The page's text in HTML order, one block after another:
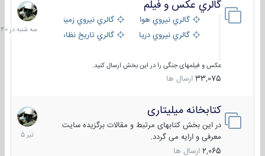
گالري عكس و فيلم
گالري نيروي هوايي
گالري نيروي زميني
گالري نيروي دريايي
گالري تاریخ نظامی
عکس و فیلمهای جنگی را در این بخش ارسال کنید.
33,075 ارسال ها
سه
شنبه
در
کتابخانه میلیتاری
در این بخش کتابهای مرتبط و مقالات برگزیده سایت
معرفی و ارایه می گردد.
2,065 ارسال ها
16
تیر
1405